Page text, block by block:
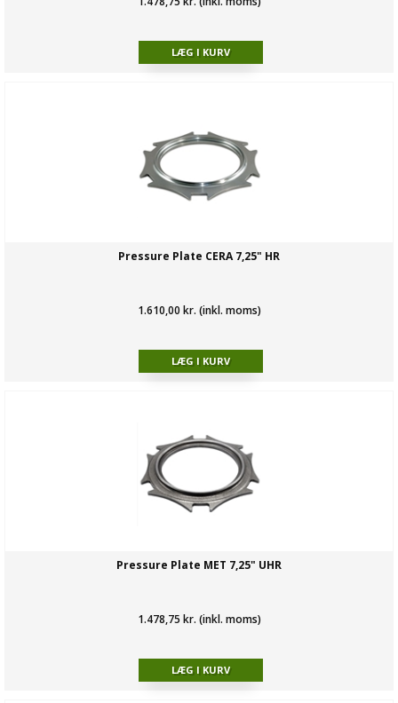
Pressure Plate CERA 7,25" HR
1.610,00 kr. (inkl. moms)
Pressure Plate MET 7,25" UHR
1.478,75 kr. (inkl. moms)